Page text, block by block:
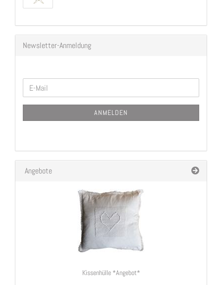
Newsletter-Anmeldung
WEITER
ZUR
NEWSLETTER-
E-
Mail
ANMELDEN
Angebote
Kissenhülle *Angebot*